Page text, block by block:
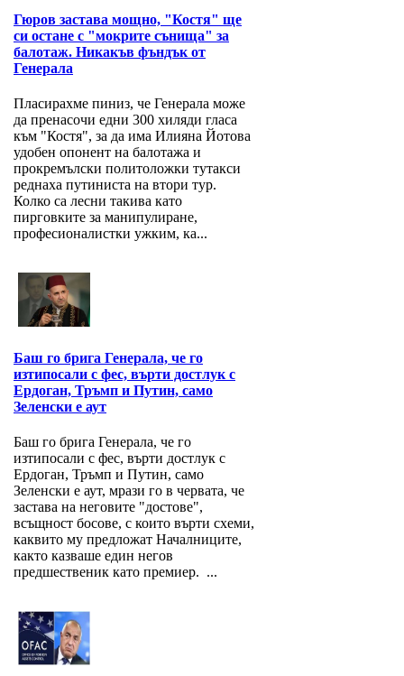
Гюров застава мощно, "Костя" ще
си остане с "мокрите сънища" за
балотаж. Никакъв фъндък от
Генерала
Пласирахме пиниз, че Генерала може
да пренасочи едни 300 хиляди гласа
към "Костя", за да има Илияна Йотова
удобен опонент на балотажа и
прокремълски политоложки тутакси
реднаха путиниста на втори тур.
Колко са лесни такива като
пирговките за манипулиране,
професионалистки ужким, ка...
Баш го брига Генерала, че го
изтипосали с фес, върти достлук с
Ердоган, Тръмп и Путин, само
Зеленски е аут
Баш го брига Генерала, че го
изтипосали с фес, върти достлук с
Ердоган, Тръмп и Путин, само
Зеленски е аут, мрази го в червата, че
застава на неговите "достове",
всъщност босове, с които върти схеми,
каквито му предложат Началниците,
както казваше един негов
предшественик като премиер. ...